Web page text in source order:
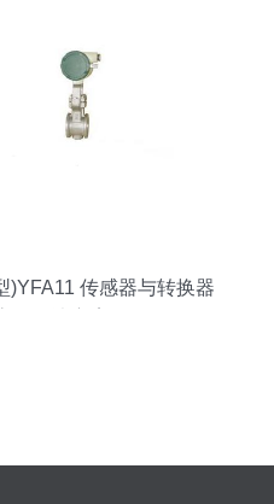
)YFA11 传感器与转换器